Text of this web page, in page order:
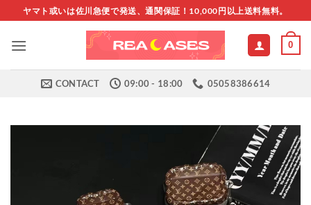
to
content
ヤマト或いは佐川急便で発送、通関保証！10,000円以上送料無料。
0
CONTACT 09:00 - 18:00 05058386614